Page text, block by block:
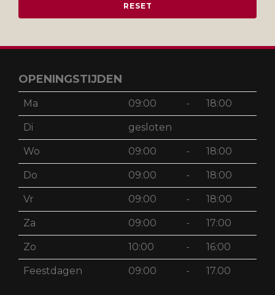
OPENINGSTIJDEN
Ma 09:00 - 18:00
Di gesloten
Wo 09:00 - 18:00
Do 09:00 - 18:00
Vr 09:00 - 18:00
Za 09:00 - 17:00
Zo 10:00 - 16:00
Feestdagen 09:00 - 17.00